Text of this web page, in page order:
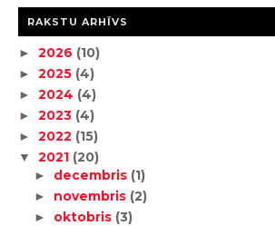
RAKSTU ARHĪVS
► 2026 (10)
► 2025 (4)
► 2024 (4)
► 2023 (4)
► 2022 (15)
▼ 2021 (20)
► decembris (1)
► novembris (2)
► oktobris (3)